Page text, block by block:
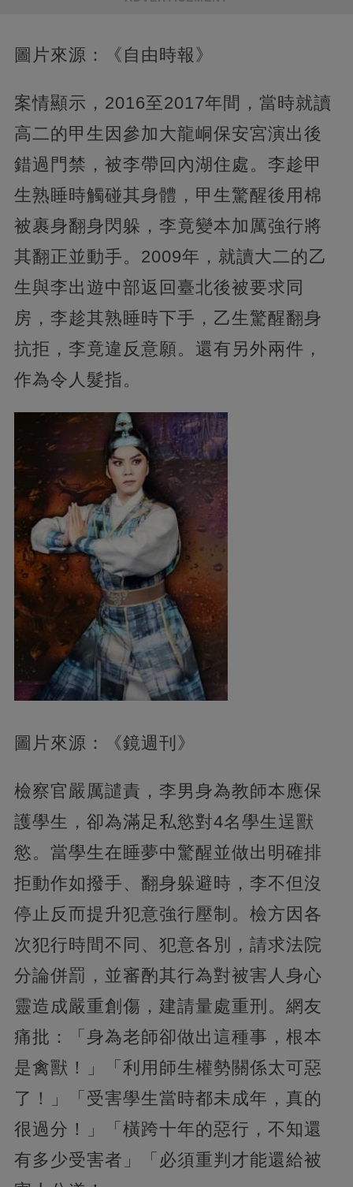
圖片來源：《自由時報》
案情顯示，2016至2017年間，當時就讀
高二的甲生因參加大龍峒保安宮演出後
錯過門禁，被李帶回內湖住處。李趁甲
生熟睡時觸碰其身體，甲生驚醒後用棉
被裹身翻身閃躲，李竟變本加厲強行將
其翻正並動手。2009年，就讀大二的乙
生與李出遊中部返回臺北後被要求同
房，李趁其熟睡時下手，乙生驚醒翻身
抗拒，李竟違反意願。還有另外兩件，
作為令人髮指。
圖片來源：《鏡週刊》
檢察官嚴厲譴責，李男身為教師本應保
護學生，卻為滿足私慾對4名學生逞獸
慾。當學生在睡夢中驚醒並做出明確排
拒動作如撥手、翻身躲避時，李不但沒
停止反而提升犯意強行壓制。檢方因各
次犯行時間不同、犯意各別，請求法院
分論併罰，並審酌其行為對被害人身心
靈造成嚴重創傷，建請量處重刑。網友
痛批：「身為老師卻做出這種事，根本
是禽獸！」「利用師生權勢關係太可惡
了！」「受害學生當時都未成年，真的
很過分！」「橫跨十年的惡行，不知還
有多少受害者」「必須重判才能還給被